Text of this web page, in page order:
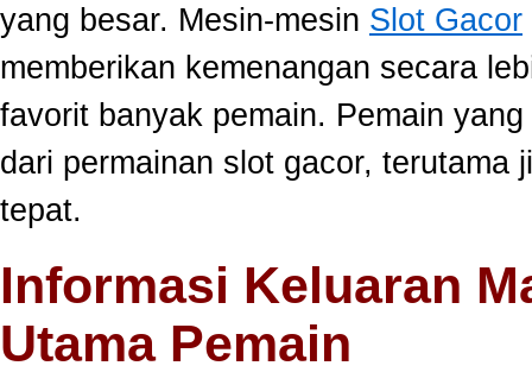
yang besar. Mesin-mesin Slot Gacor
memberikan kemenangan secara
favorit banyak pemain. Pemain
dari permainan slot gacor, terutama
tepat.
Informasi Keluaran
Utama Pemain